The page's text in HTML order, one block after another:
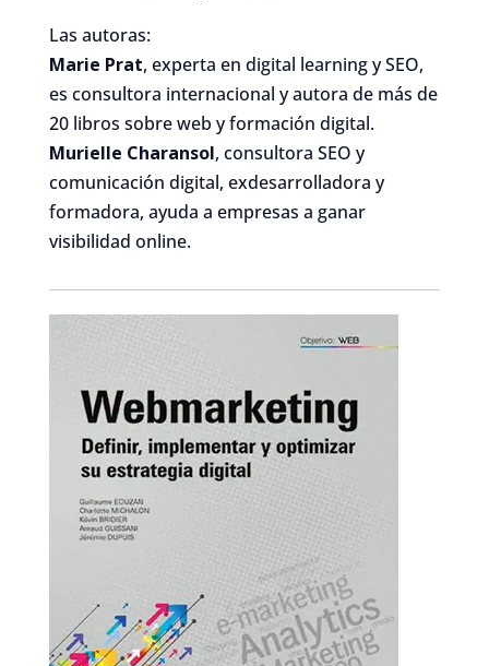
Las autoras:
Marie Prat, experta en digital learning y SEO,
es consultora internacional y autora de más de
20 libros sobre web y formación digital.
Murielle Charansol, consultora SEO y
comunicación digital, exdesarrolladora y
formadora, ayuda a empresas a ganar
visibilidad online.